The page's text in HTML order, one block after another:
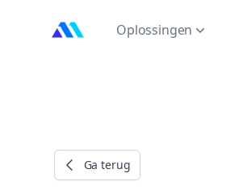
MarktMentorOplossingen
Ga terug